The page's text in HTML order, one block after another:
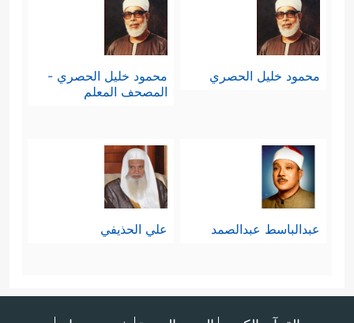
محمود خليل الحصري
محمود خليل الحصري -
المصحف المعلم
عبدالباسط عبدالصمد علي الحذيفي